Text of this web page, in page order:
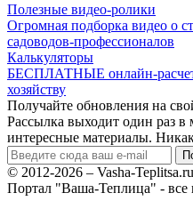
Полезные видео-ролики
Огромная подборка видео о
садоводов-профессионалов
Калькуляторы
БЕСПЛАТНЫЕ онлайн-
хозяйству
Получайте обновления на
Рассылка выходит один раз в
интересные материалы.
© 2012-2026 – Vasha-Teplitsa.ru
Портал "Ваша-Теплица" -